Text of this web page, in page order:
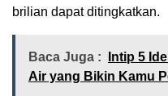
brilian dapat ditingkatkan.
Baca Juga :
Intip 5
Air yang Bikin Kamu